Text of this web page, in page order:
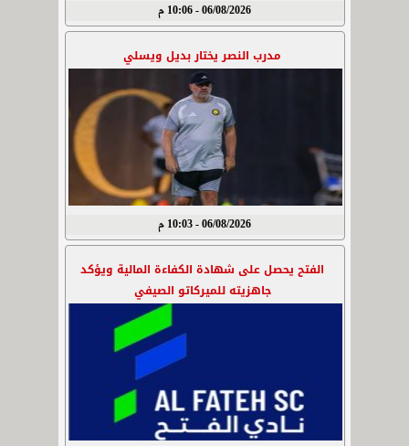
06/08/2026 - 10:06 م
مدرب النصر يختار بديل ويسلي
06/08/2026 - 10:03 م
الفتح يحصل على شهادة الكفاءة المالية ويؤكد
جاهزيته للميركاتو الصيفي